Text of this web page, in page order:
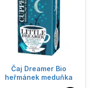
Čaj Dreamer Bio
heřmánek meduňka